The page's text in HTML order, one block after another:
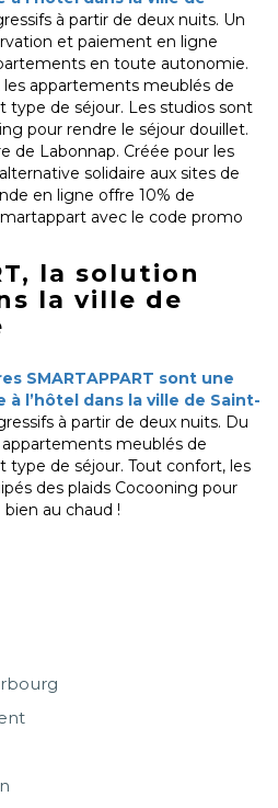
à partir de deux nuits. Un
et paiement en ligne
en toute autonomie.
appartements meublés de
type de séjour. Les studios sont
pour rendre le séjour douillet.
de Labonnap. Créée pour les
solidaire aux sites de
en ligne offre 10% de
avec le code promo
la solution
la ville de
SMARTAPPART sont une
l’hôtel dans la ville de Saint-
à partir de deux nuits. Du
meublés de
type de séjour. Tout confort, les
des plaids Cocooning pour
bien au chaud !